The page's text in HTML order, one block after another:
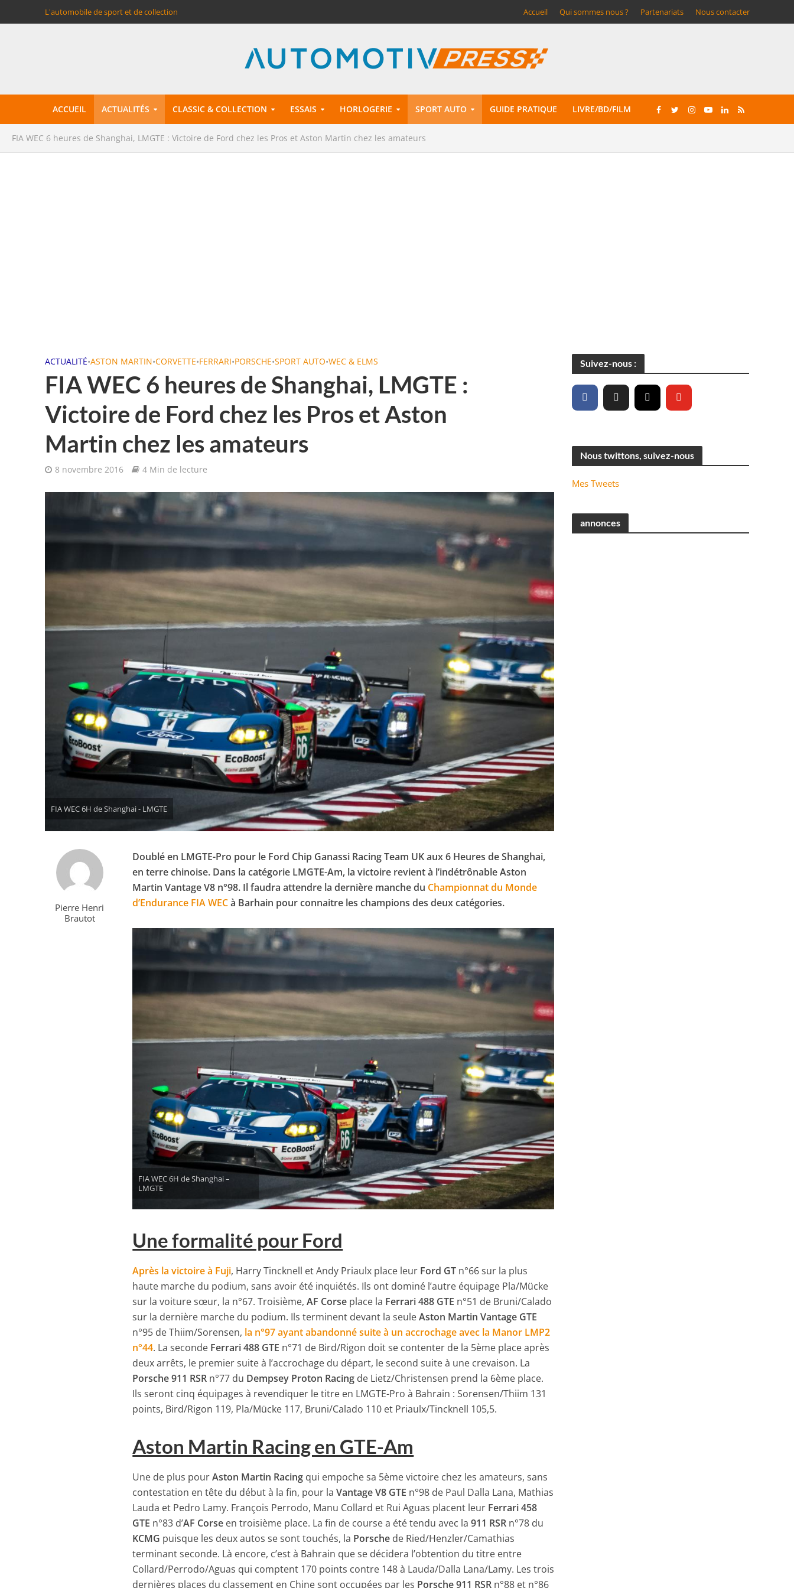
L'automobile de sport et de collection Accueil Qui sommes nous ? Partenariats Nous contacter
ACCUEIL ACTUALITÉS CLASSIC & COLLECTION ESSAIS HORLOGERIE SPORT AUTO GUIDE PRATIQUE LIVRE/BD/FILM
FIA WEC 6 heures de Shanghai, LMGTE : Victoire de Ford chez les Pros et Aston Martin chez les amateurs
ACTUALITÉ•ASTON MARTIN•CORVETTE•FERRARI•PORSCHE•SPORT AUTO•WEC & ELMS
FIA WEC 6 heures de Shanghai, LMGTE :
Victoire de Ford chez les Pros et Aston
Martin chez les amateurs
8 novembre 2016 4 Min de lecture
FIA WEC 6H de Shanghai - LMGTE
Pierre Henri
Brautot
Doublé en LMGTE-Pro pour le Ford Chip Ganassi Racing Team UK aux 6 Heures de Shanghai,
en terre chinoise. Dans la catégorie LMGTE-Am, la victoire revient à l’indétrônable Aston
Martin Vantage V8 n°98. Il faudra attendre la dernière manche du Championnat du Monde
d’Endurance FIA WECà Barhain pour connaitre les champions des deux catégories.
FIA WEC 6H de Shanghai –
LMGTE
Une formalité pour Ford
Après la victoire à Fuji, Harry Tincknell et Andy Priaulx place leur Ford GT n°66 sur la plus
haute marche du podium, sans avoir été inquiétés. Ils ont dominé l’autre équipage Pla/Mücke
sur la voiture sœur, la n°67. Troisième,AF Corse place la Ferrari 488 GTE n°51 de Bruni/Calado
sur la dernière marche du podium. Ils terminent devant la seuleAston Martin Vantage GTE
n°95 de Thiim/Sorensen, la n°97 ayant abandonné suite à un accrochage avec la Manor LMP2
n°44. La seconde Ferrari 488 GTE n°71 de Bird/Rigon doit se contenter de la 5ème place après
deux arrêts, le premier suite à l’accrochage du départ, le second suite à une crevaison. La
Porsche 911 RSR n°77 du Dempsey Proton Racing de Lietz/Christensen prend la 6ème place.
Ils seront cinq équipages à revendiquer le titre en LMGTE-Pro à Bahrain : Sorensen/Thiim 131
points, Bird/Rigon 119, Pla/Mücke 117, Bruni/Calado 110 et Priaulx/Tincknell 105,5.
Aston Martin Racing en GTE-Am
Une de plus pourAston Martin Racing qui empoche sa 5ème victoire chez les amateurs, sans
contestation en tête du début à la fin, pour laVantage V8 GTE n°98 de Paul Dalla Lana, Mathias
Lauda et Pedro Lamy. François Perrodo, Manu Collard et Rui Aguas placent leur Ferrari 458
GTE n°83 d’AF Corse en troisième place. La fin de course a été tendu avec la911 RSR n°78 du
KCMG puisque les deux autos se sont touchés, la Porsche de Ried/Henzler/Camathias
terminant seconde. Là encore, c’est à Bahrain que se décidera l’obtention du titre entre
Collard/Perrodo/Aguas qui comptent 170 points contre 148 à Lauda/Dalla Lana/Lamy. Les trois
dernières places du classement en Chine sont occupées par les Porsche 911 RSR n°88 et n°86
Suivez-nous :
Nous twittons, suivez-nous
Mes Tweets
annonces